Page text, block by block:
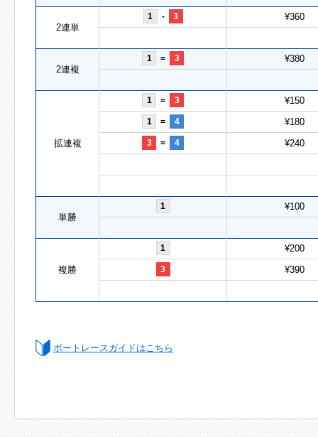
2連単
1 - 3 ¥360
2連複
1 = 3 ¥380
拡連複
1 = 3 ¥150
1 = 4 ¥180
3 = 4 ¥240
単勝
1 ¥100
複勝
1 ¥200
3 ¥390
ボートレースガイドはこちら